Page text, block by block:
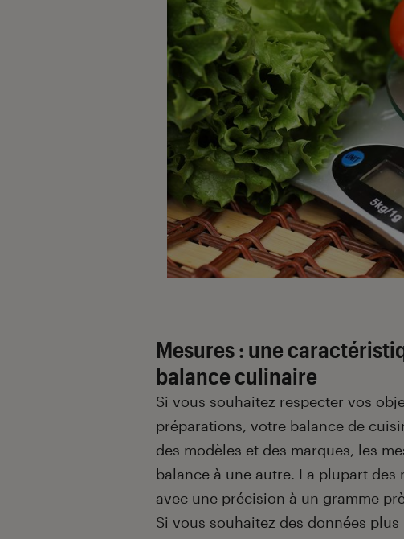
Mesures : une
balance culinaire
Si vous souhaitez respecter vos
préparations, votre balance de
des modèles et des marques, les
balance à une autre. La plupart
avec une précision à un gramme
Si vous souhaitez des données